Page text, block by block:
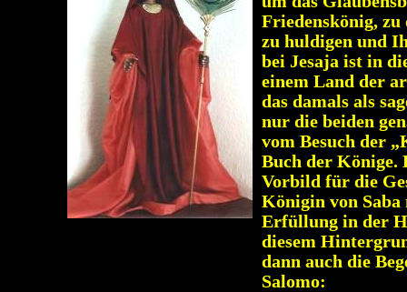
Friedenskönig, zu
zu huldigen und
bei Jesaja ist in
einem Land der
das damals als
nur die beiden
vom Besuch der
Buch der Könige.
Vorbild für die
Königin von
Erfüllung in der
diesem
dann auch die
Salomo: